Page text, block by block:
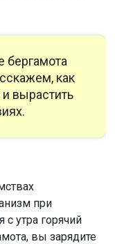
бергамота
как
вырастить
при
утра горячий
вы зарядите